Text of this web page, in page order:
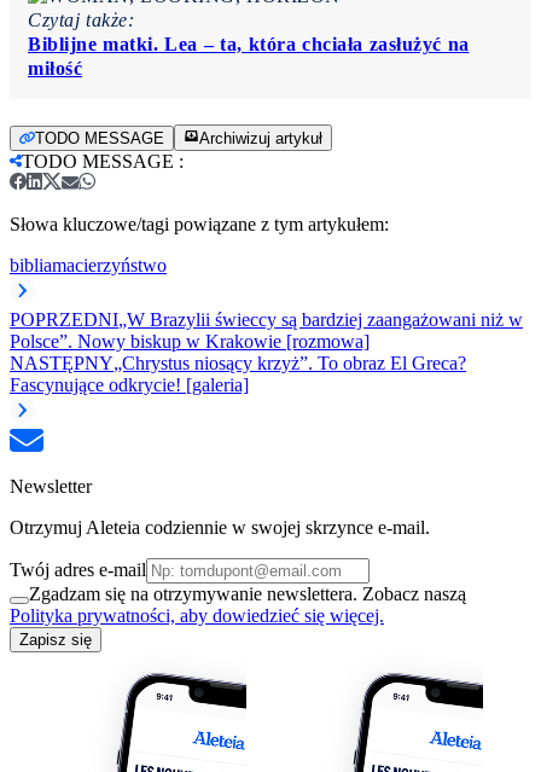
Czytaj także:
Biblijne matki. Lea – ta, która chciała zasłużyć na
miłość
TODO MESSAGE Archiwizuj artykuł
TODO MESSAGE :
Słowa kluczowe/tagi powiązane z tym artykułem:
bibliamacierzyństwo
POPRZEDNI„W Brazylii świeccy są bardziej zaangażowani niż w
Polsce”. Nowy biskup w Krakowie [rozmowa]
NASTĘPNY„Chrystus niosący krzyż”. To obraz El Greca?
Fascynujące odkrycie! [galeria]
Newsletter
Otrzymuj Aleteia codziennie w swojej skrzynce e-mail.
Twój adres e-mail
Zgadzam się na otrzymywanie newslettera. Zobacz naszą
Polityka prywatności, aby dowiedzieć się więcej.
Zapisz się